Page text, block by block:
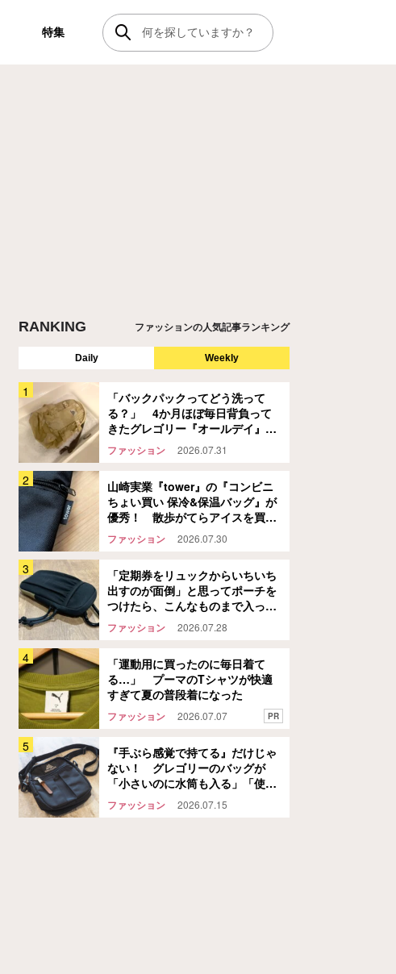
特集
RANKING ファッションの人気記事ランキング
Daily Weekly
「バックパックってどう洗って
る？」 4か月ほぼ毎日背負って
きたグレゴリー『オールデイ』
を…
ファッション 2026.07.31
山崎実業『tower』の『コンビニ
ちょい買い 保冷&保温バッグ』が
優秀！ 散歩がてらアイスを買い
に行ってみた結果…
ファッション 2026.07.30
「定期券をリュックからいちいち
出すのが面倒」と思ってポーチを
つけたら、こんなものまで入った
話
ファッション 2026.07.28
「運動用に買ったのに毎日着て
る…」 プーマのTシャツが快適
すぎて夏の普段着になった
ファッション 2026.07.07 PR
『手ぶら感覚で持てる』だけじゃ
ない！ グレゴリーのバッグが
「小さいのに水筒も入る」「使い
道が多くて手放せない」
ファッション 2026.07.15